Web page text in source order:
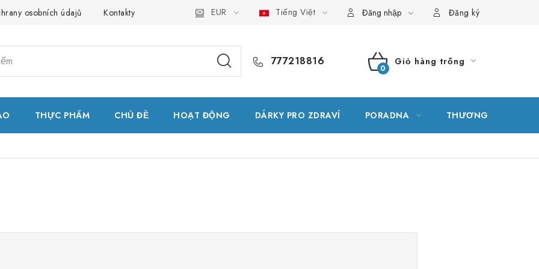
osobních údajů Kontakty Natural Health Store Bảng thuật ngữ Vị trí Đơn hàng của tôi
EUR Tiếng Việt Đăng nhập Đăng ký
777218816
GIỎ
Giỏ hàng trống
THỰC PHẨM CHỦ ĐỀ HOẠT ĐỘNG DÁRKY PRO ZDRAVÍ PORADNA THƯƠNG HIỆU